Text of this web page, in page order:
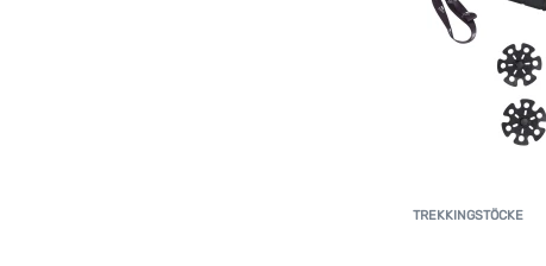
TREKKINGSTÖCKE